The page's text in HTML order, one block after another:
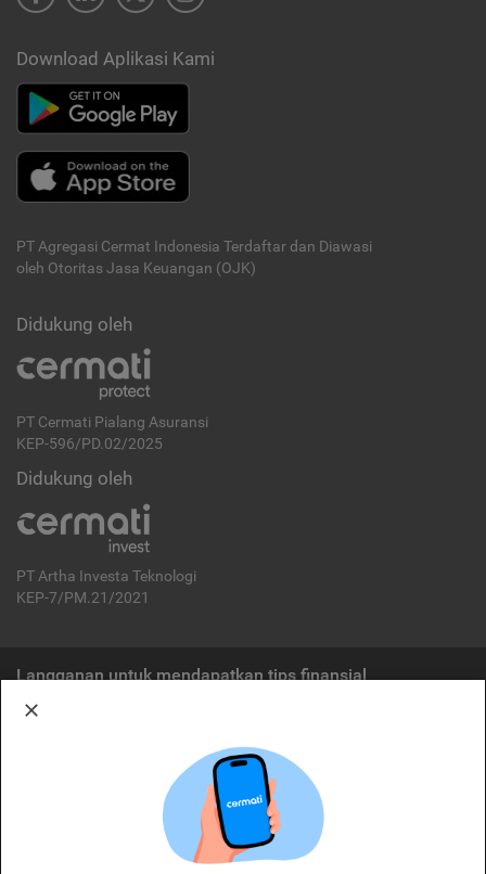
Download Aplikasi Kami
PT Agregasi Cermat Indonesia Terdaftar dan Diawasi
oleh Otoritas Jasa Keuangan (OJK)
Didukung oleh
PT Cermati Pialang Asuransi
KEP-596/PD.02/2025
Didukung oleh
PT Artha Investa Teknologi
KEP-7/PM.21/2021
Langganan untuk mendapatkan tips finansial
Cermati merupakan penyelenggara agregasi jasa keuangan yang terdaftar di
OJK. Oleh karena itu, produk dan/atau layanan jasa keuangan yang
ditawarkan bukan merupakan produk dan/atau layanan jasa keuangan yang
diterbitkan oleh Cermati dan Cermati tidak bertanggung jawab atas tuntutan